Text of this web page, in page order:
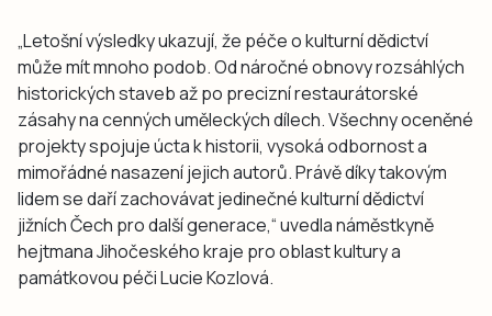
„Letošní výsledky ukazují, že péče o kulturní dědictví
může mít mnoho podob. Od náročné obnovy rozsáhlých
historických staveb až po precizní restaurátorské
zásahy na cenných uměleckých dílech. Všechny oceněné
projekty spojuje úcta k historii, vysoká odbornost a
mimořádné nasazení jejich autorů. Právě díky takovým
lidem se daří zachovávat jedinečné kulturní dědictví
jižních Čech pro další generace,“ uvedla náměstkyně
hejtmana Jihočeského kraje pro oblast kultury a
památkovou péči Lucie Kozlová.